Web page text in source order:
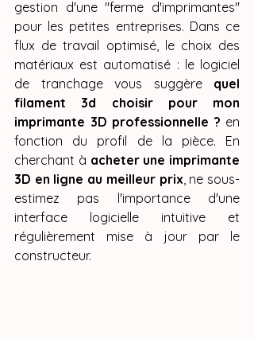
gestion d'une "ferme d'imprimantes"
pour les petites entreprises. Dans ce
flux de travail optimisé, le choix des
matériaux est automatisé : le logiciel
de tranchage vous suggère quel
filament 3d choisir pour mon
imprimante 3D professionnelle ? en
fonction du profil de la pièce. En
cherchant à acheter une imprimante
3D en ligne au meilleur prix , ne sous-
estimez pas l'importance d'une
interface logicielle intuitive et
régulièrement mise à jour par le
constructeur.